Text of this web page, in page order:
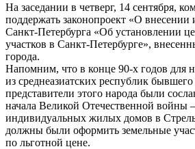
На заседании в четверг, 14 сентября,
поддержать законопроект «О внесении
Санкт-Петербурга «Об установлении
участков в Санкт-Петербурге»,
города.
Напомним, что в конце 90-х годов для
из среднеазиатских республик
представители этого народа были
начала Великой Отечественной войны
индивидуальных жилых домов в
должны были оформить земельные
по льготной цене.